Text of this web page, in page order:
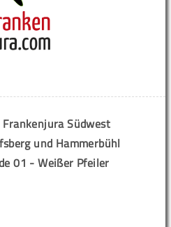
Frankenjura Südwest
und Hammerbühl
01 - Weißer Pfeiler